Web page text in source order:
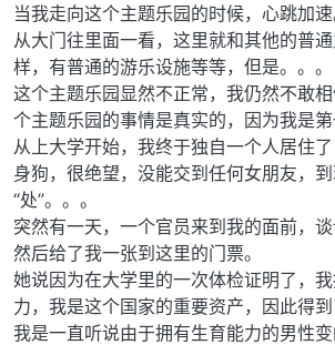
当我走向这个主题乐园的时候，心跳加速
从大门往里面一看，这里就和其他的普
样，有普通的游乐设施等等，但是。。。
这个主题乐园显然不正常，我仍然不敢
个主题乐园的事情是真实的，因为我是第
从上大学开始，我终于独自一个人居住
身狗，很绝望，没能交到任何女朋友，
“处”。。。
突然有一天，一个官员来到我的面前，谈
然后给了我一张到这里的门票。
她说因为在大学里的一次体检证明了，
力，我是这个国家的重要资产，因此得到
我是一直听说由于拥有生育能力的男性